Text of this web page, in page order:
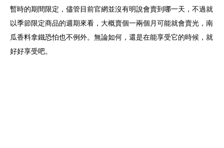
暫時的期間限定，儘管目前官網並沒有明說會賣到哪一天，不過就
以季節限定商品的週期來看，大概賣個一兩個月可能就會賣光，南
瓜香料拿鐵恐怕也不例外。無論如何，還是在能享受它的時候，就
好好享受吧。